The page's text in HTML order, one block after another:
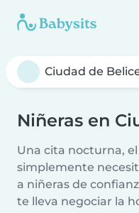
Niñeras en
Una cita nocturna,
simplemente
a niñeras de
te lleva negociar la